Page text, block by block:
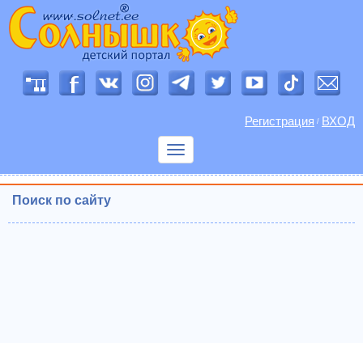
Регистрация / ВХОД
Показать
Поиск по сайту